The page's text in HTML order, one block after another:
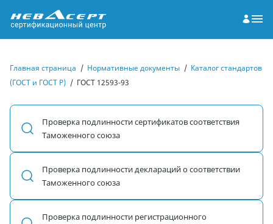
Главная страница / Нормативные документы / Каталог стандартов
(ГОСТ и ГОСТ Р) / ГОСТ 12593-93
Проверка подлинности сертификатов соответствия
Таможенного союза
Проверка подлинности деклараций о соответствии
Таможенного союза
Проверка подлинности регистрационного